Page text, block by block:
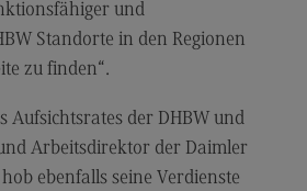
und
Standorte in den Regionen
zu finden“.
Aufsichtsrates der DHBW und
Arbeitsdirektor der Daimler
ebenfalls seine Verdienste